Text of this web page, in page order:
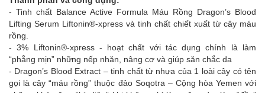
- Tinh chất Balance Active Formula Máu Rồng Dragon’s Blood
Lifting Serum Liftonin®-xpress và tinh chất chiết xuất từ cây máu
rồng.
- 3% Liftonin®-xpress - hoạt chất với tác dụng chính là làm
“phẳng mịn” những nếp nhăn, nâng cơ và giúp săn chắc da
- Dragon’s Blood Extract – tinh chất từ nhựa của 1 loài cây có tên
gọi là cây “máu rồng” thuộc đảo Soqotra – Cộng hòa Yemen với